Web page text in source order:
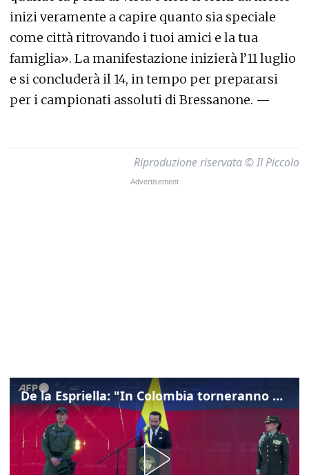
inizi veramente a capire quanto sia speciale
come città ritrovando i tuoi amici e la tua
famiglia». La manifestazione inizierà l’11 luglio
e si concluderà il 14, in tempo per prepararsi
per i campionati assoluti di Bressanone. —
Riproduzione riservata © Il Piccolo
De la Espriella: "In Colombia torneranno ordine, autorità e libertà"